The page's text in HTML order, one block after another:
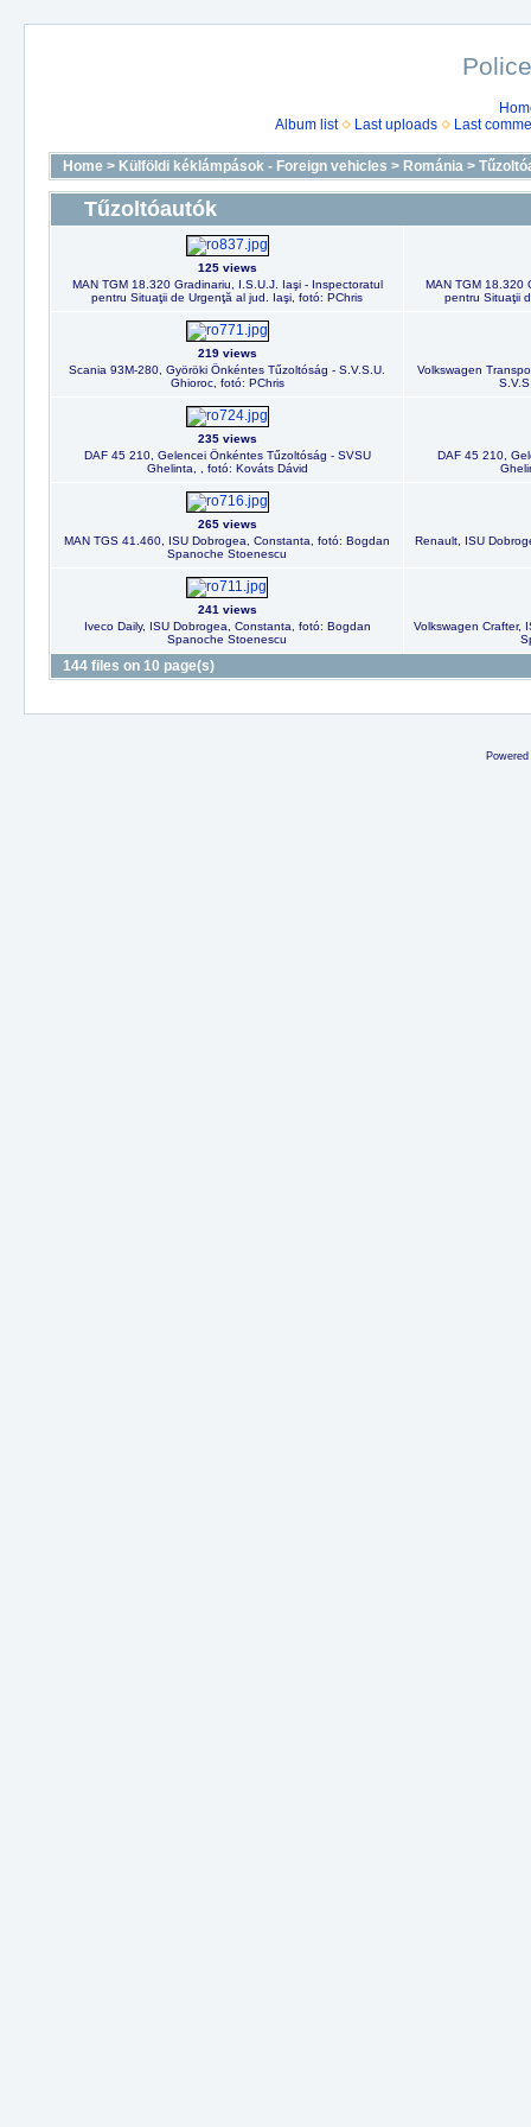
Album list
Last uploads Last
Home > Külföldi kéklámpások - Foreign vehicles > Románia >
Tűzoltóautók
125 views
MAN TGM 18.320 Gradinariu, I.S.U.J. Iaşi - Inspectoratul
pentru Situaţii de Urgenţă al jud. Iaşi, fotó: PChris
MAN TGM 18.320
pentru Situaţii
219 views
Scania 93M-280, Györöki Önkéntes Tűzoltóság - S.V.S.U.
Ghioroc, fotó: PChris
Volkswagen
235 views
DAF 45 210, Gelencei Önkéntes Tűzoltóság - SVSU
Ghelinta, , fotó: Kováts Dávid
DAF 45 210,
265 views
MAN TGS 41.460, ISU Dobrogea, Constanta, fotó: Bogdan
Spanoche Stoenescu
Renault, ISU
241 views
Iveco Daily, ISU Dobrogea, Constanta, fotó: Bogdan
Spanoche Stoenescu
Volkswagen Crafter,
144 files on 10 page(s)